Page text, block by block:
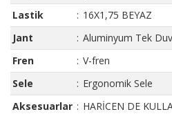
Lastik
: 16X1,75 BEYAZ
Jant
: Aluminyum Tek
Fren
: V-fren
Sele
: Ergonomik Sele
Aksesuarlar : HARİCEN DE